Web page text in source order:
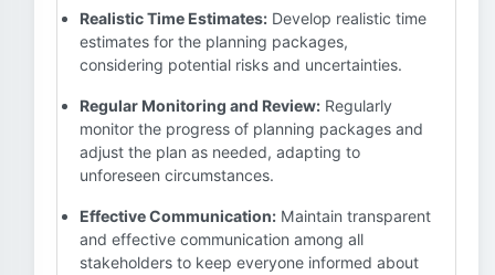
Realistic Time Estimates: Develop realistic time
estimates for the planning packages,
considering potential risks and uncertainties.
Regular Monitoring and Review: Regularly
monitor the progress of planning packages and
adjust the plan as needed, adapting to
unforeseen circumstances.
Effective Communication: Maintain transparent
and effective communication among all
stakeholders to keep everyone informed about